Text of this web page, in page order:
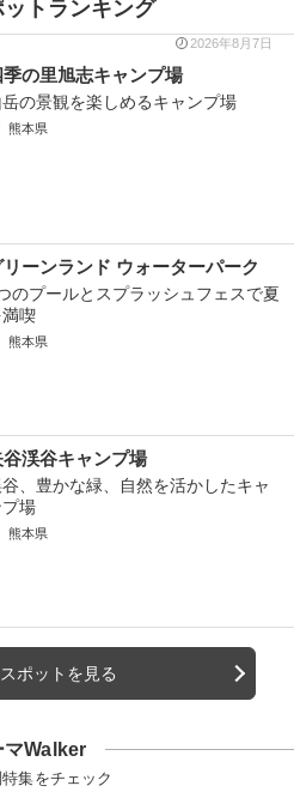
トランキング
2026年8月7日
季の里旭志キャンプ場
岳の景観を楽しめるキャンプ場
熊本県
リーンランド ウォーターパーク
のプールとスプラッシュフェスで夏
満喫
熊本県
谷渓谷キャンプ場
、豊かな緑、自然を活かしたキャ
プ場
熊本県
ポットを見る
マWalker
集をチェック